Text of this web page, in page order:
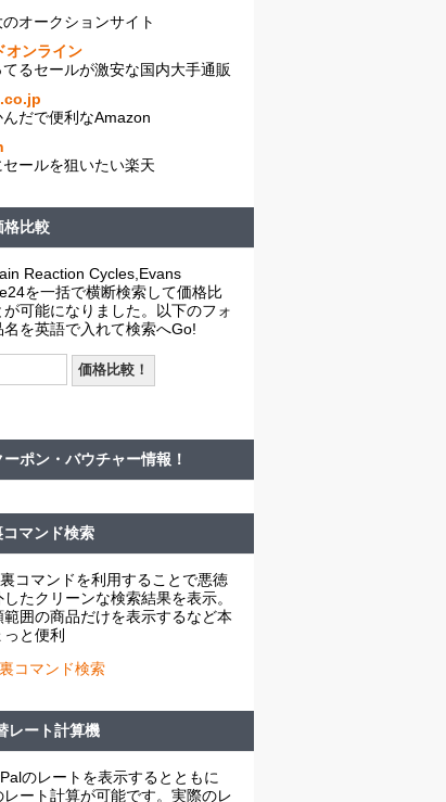
オークションサイト
オンライン
るセールが激安な国内大手通販
んだで便利なAmazon
ールを狙いたい楽天
格比較
Reaction Cycles,Evans
を一括で横断検索して価格比
可能になりました。以下のフォ
名を英語で入れて検索へGo!
ポン・バウチャー情報！
マンド検索
コマンドを利用することで悪徳
たクリーンな検索結果を表示。
囲の商品だけを表示するなど本
と便利
コマンド検索
レート計算機
のレートを表示するとともに
レート計算が可能です。実際のレ